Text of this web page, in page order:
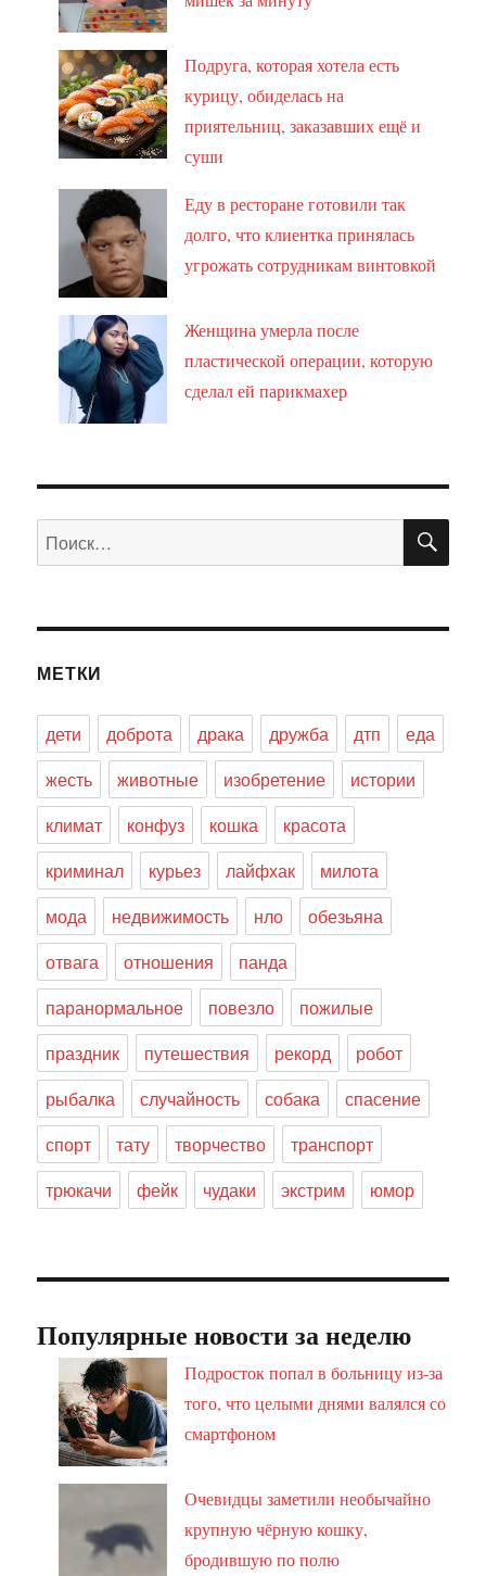
Подруга, которая хотела есть
курицу, обиделась на
приятельниц, заказавших ещё и
суши
Еду в ресторане готовили так
долго, что клиентка принялась
угрожать сотрудникам винтовкой
Женщина умерла после
пластической операции, которую
сделал ей парикмахер
Искать:
МЕТКИ
дети доброта драка дружба дтп
еда
жесть
животные изобретение
истории
климат
конфуз кошка
красота
криминал
курьез лайфхак
милота
мода
недвижимость нло
обезьяна
отвага
отношения
панда
паранормальное
повезло
пожилые
праздник
путешествия рекорд
робот
рыбалка
случайность собака
спасение
спорт
тату творчество
транспорт
трюкачи
фейк чудаки экстрим юмор
Популярные новости за неделю
Подросток попал в больницу из-за
того, что целыми днями валялся со
смартфоном
Очевидцы заметили необычайно
крупную чёрную кошку,
бродившую по полю